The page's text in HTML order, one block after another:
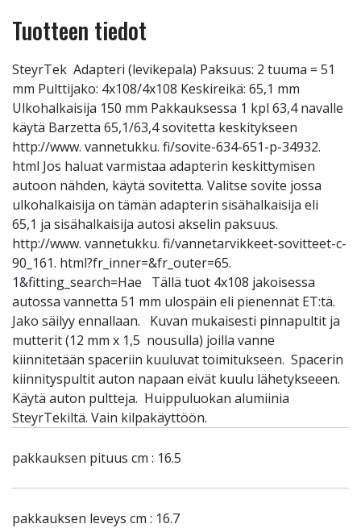
Tuotteen tiedot
SteyrTek Adapteri (levikepala) Paksuus: 2 tuuma = 51
mm Pulttijako: 4x108/4x108 Keskireikä: 65,1 mm
Ulkohalkaisija 150 mm Pakkauksessa 1 kpl 63,4 navalle
käytä Barzetta 65,1/63,4 sovitetta keskitykseen
http://www. vannetukku. fi/sovite-634-651-p-34932.
html Jos haluat varmistaa adapterin keskittymisen
autoon nähden, käytä sovitetta. Valitse sovite jossa
ulkohalkaisija on tämän adapterin sisähalkaisija eli
65,1 ja sisähalkaisija autosi akselin paksuus.
http://www. vannetukku. fi/vannetarvikkeet-sovitteet-c-
90_161. html?fr_inner=&fr_outer=65.
1&fitting_search=Hae Tällä tuot 4x108 jakoisessa
autossa vannetta 51 mm ulospäin eli pienennät ET:tä.
Jako säilyy ennallaan. Kuvan mukaisesti pinnapultit ja
mutterit (12 mm x 1,5 nousulla) joilla vanne
kiinnitetään spaceriin kuuluvat toimitukseen. Spacerin
kiinnityspultit auton napaan eivät kuulu lähetykseeen.
Käytä auton pultteja. Huippuluokan alumiinia
SteyrTekiltä. Vain kilpakäyttöön.
pakkauksen pituus cm : 16.5
pakkauksen leveys cm : 16.7